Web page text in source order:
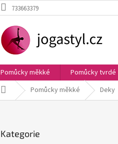
733663379
Pomůcky měkké Pomůcky tvrdé
Domů Pomůcky měkké Deky
kategorie
Kategorie